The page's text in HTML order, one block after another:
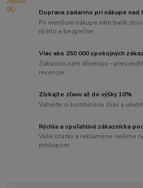
Doprava zadarmo pri nákupe nad
Pri menšom nákupe vám balík
rýchlo a bezpečne
Viac ako 250 000 spokojných
Zákazníci nám dôverujú –
recenzie
Získajte zľavu až do výšky 10%
Vyberte si kombináciu zliav a
Rýchla a spoľahlivá zákaznícka
Vaše otázky a reklamácie riešime
prístupom